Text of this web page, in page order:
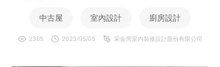
中古屋 室內設計 廚房設計
2365 2023/05/05 采金房室內裝修設計股份有限公司